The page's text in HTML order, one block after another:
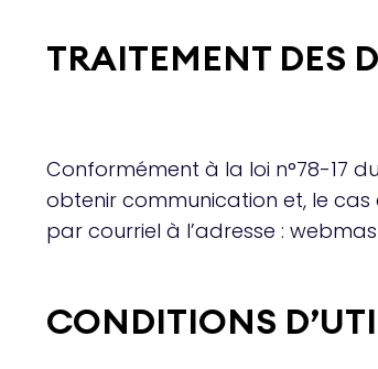
TRAITEMENT DES
Conformément à la loi n°78-17
obtenir communication et, le
par courriel à l’adresse :
CONDITIONS